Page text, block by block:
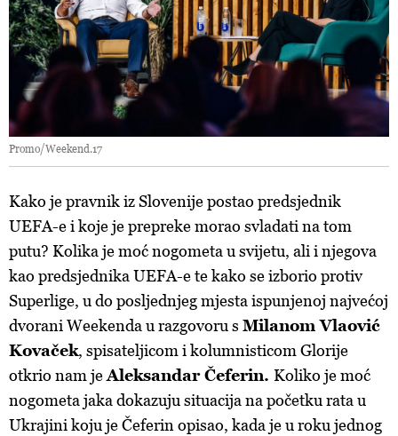
Promo/Weekend.17
Kako je pravnik iz Slovenije postao predsjednik
UEFA-e i koje je prepreke morao svladati na tom
putu? Kolika je moć nogometa u svijetu, ali i njegova
kao predsjednika UEFA-e te kako se izborio protiv
Superlige, u do posljednjeg mjesta ispunjenoj najvećoj
dvorani Weekenda u razgovoru s Milanom Vlaović
Kovaček, spisateljicom i kolumnisticom Glorije
otkrio nam jeAleksandar Čeferin. Koliko je moć
nogometa jaka dokazuju situacija na početku rata u
Ukrajini koju je Čeferin opisao, kada je u roku jednog